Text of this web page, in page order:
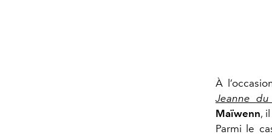
À
Jeanne du
Maïwenn,
Parmi le